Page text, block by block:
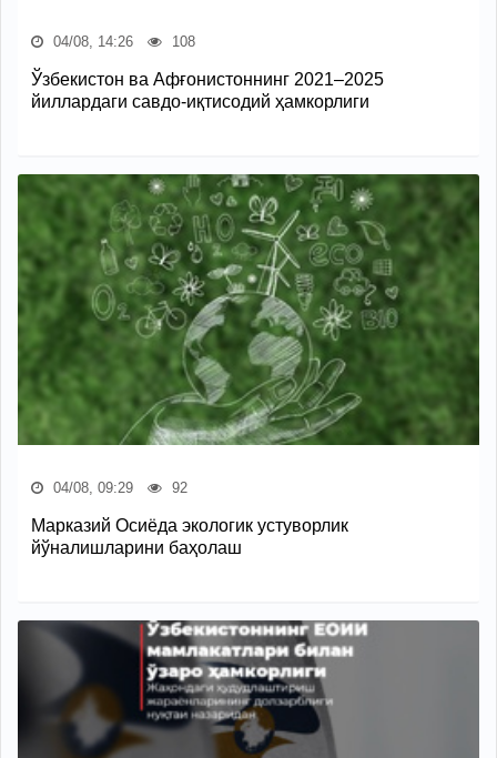
04/08, 14:26 108
Ўзбекистон ва Афғонистоннинг 2021–2025
йиллардаги савдо-иқтисодий ҳамкорлиги
04/08, 09:29 92
Марказий Осиёда экологик устуворлик
йўналишларини баҳолаш